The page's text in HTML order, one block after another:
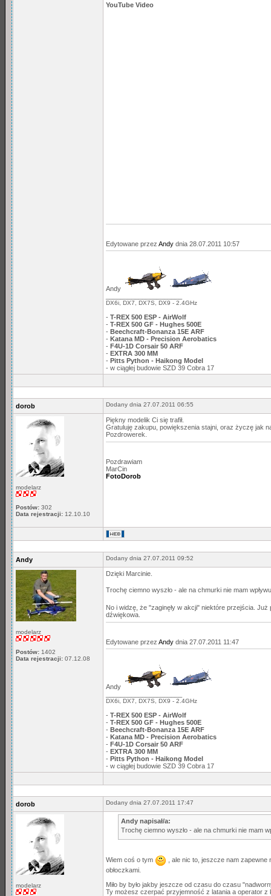
YouTube Video
Edytowane przez Andy dnia 28.07.2011 10:57
Andy
DX6i, DX7, DX7S, DX9 - 2.4GHz
- T-REX 500 ESP - AirWolf
- T-REX 500 GF - Hughes 500E
- Beechcraft-Bonanza 15E ARF
- Katana MD - Precision Aerobatics
- F4U-1D Corsair 50 ARF
- EXTRA 300 MM
- Pitts Python - Haikong Model
- w ciągłej budowie SZD 39 Cobra 17
dorob Dodany dnia 27.07.2011 06:55
modelarz
Postów: 302
Data rejestracji: 12.10.10
Piękny modelik Ci się trafił.
Gratuluję zakupu, powiększenia stajni, oraz życzę jak
Pozdrowerek.
Pozdrawiam
MarCin
FotoDorob
Andy Dodany dnia 27.07.2011 09:52
modelarz
Postów: 1402
Data rejestracji: 07.12.08
Dzięki Marcinie.
Trochę ciemno wyszło - ale na chmurki nie mam
No i widzę, że "zaginęły w akcji" niektóre przejścia.
dźwiękowa.
Edytowane przez Andy dnia 27.07.2011 11:47
Andy
DX6i, DX7, DX7S, DX9 - 2.4GHz
- T-REX 500 ESP - AirWolf
- T-REX 500 GF - Hughes 500E
- Beechcraft-Bonanza 15E ARF
- Katana MD - Precision Aerobatics
- F4U-1D Corsair 50 ARF
- EXTRA 300 MM
- Pitts Python - Haikong Model
- w ciągłej budowie SZD 39 Cobra 17
dorob Dodany dnia 27.07.2011 17:47
modelarz
Andy napisał/a:
Trochę ciemno wyszło - ale na chmurki nie mam
Wiem coś o tym
, ale nic to, jeszcze nam zapewne
obłoczkami.
Miło by było jakby jeszcze od czasu do czasu
Ty możesz czerpać przyjemność z latania a operator z